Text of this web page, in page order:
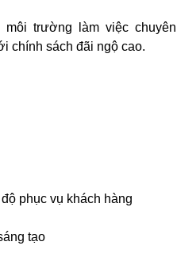
môi trường làm việc chuyên
chính sách đãi ngộ cao.
phục vụ khách hàng
tạo